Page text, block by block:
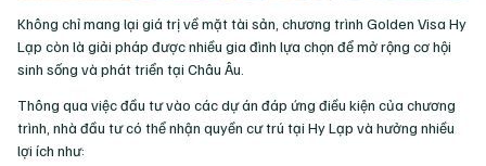
Không chỉ mang lại giá trị về mặt tài sản, chương trình Golden Visa Hy
Lạp còn là giải pháp được nhiều gia đình lựa chọn để mở rộng cơ hội
sinh sống và phát triển tại Châu Âu.
Thông qua việc đầu tư vào các dự án đáp ứng điều kiện của chương
trình, nhà đầu tư có thể nhận quyền cư trú tại Hy Lạp và hưởng nhiều
lợi ích như: